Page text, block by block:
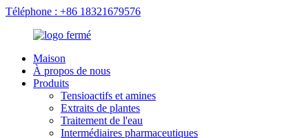
Téléphone : +86 18321679576
Maison
À propos de nous
Produits
Tensioactifs et amines
Extraits de plantes
Traitement de l'eau
Intermédiaires pharmaceutiques